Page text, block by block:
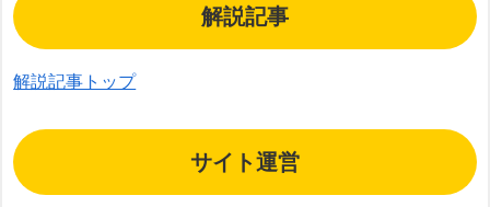
解説記事
解説記事トップ
サイト運営